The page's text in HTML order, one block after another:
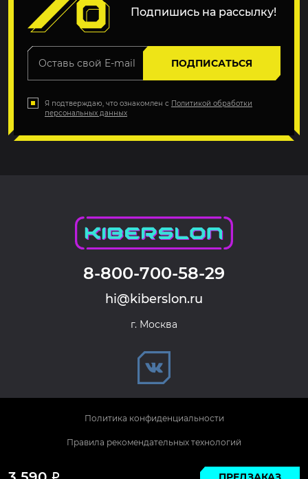
Р
Подпишись на рассылку!
ПОДПИСАТЬСЯ
Я подтверждаю, что ознакомлен с Политикой обработки
персональных данных
8-800-700-58-29
hi@kiberslon.ru
г. Москва
© 2026 KIBERSLON. Все права защищены.
Политика конфиденциальности
Правила рекомендательных технологий